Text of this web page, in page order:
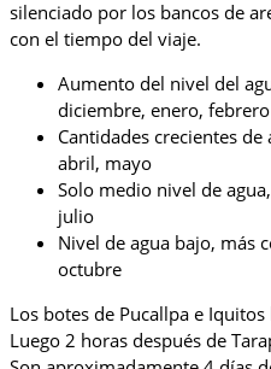
silenciado por los bancos de
con el tiempo del viaje.
Aumento del nivel del
diciembre, enero, febrero
Cantidades crecientes
abril, mayo
Solo medio nivel de
julio
Nivel de agua bajo, más
octubre
Los botes de Pucallpa e
Luego 2 horas después de